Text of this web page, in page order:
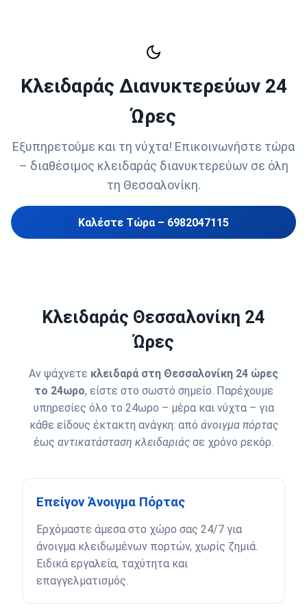
Κλειδαράς Διανυκτερεύων 24
Ώρες
Εξυπηρετούμε και τη νύχτα! Επικοινωνήστε τώρα
– διαθέσιμος κλειδαράς διανυκτερεύων σε όλη
τη Θεσσαλονίκη.
Καλέστε Τώρα – 6982047115
Κλειδαράς Θεσσαλονίκη 24
Ώρες
Αν ψάχνετε κλειδαρά στη Θεσσαλονίκη 24 ώρες
το 24ωρο, είστε στο σωστό σημείο. Παρέχουμε
υπηρεσίες όλο το 24ωρο – μέρα και νύχτα – για
κάθε είδους έκτακτη ανάγκη: από άνοιγμα πόρτας
έως αντικατάσταση κλειδαριάς σε χρόνο ρεκόρ.
Επείγον Άνοιγμα Πόρτας
Ερχόμαστε άμεσα στο χώρο σας 24/7 για
άνοιγμα κλειδωμένων πορτών, χωρίς ζημιά.
Ειδικά εργαλεία, ταχύτητα και
επαγγελματισμός.